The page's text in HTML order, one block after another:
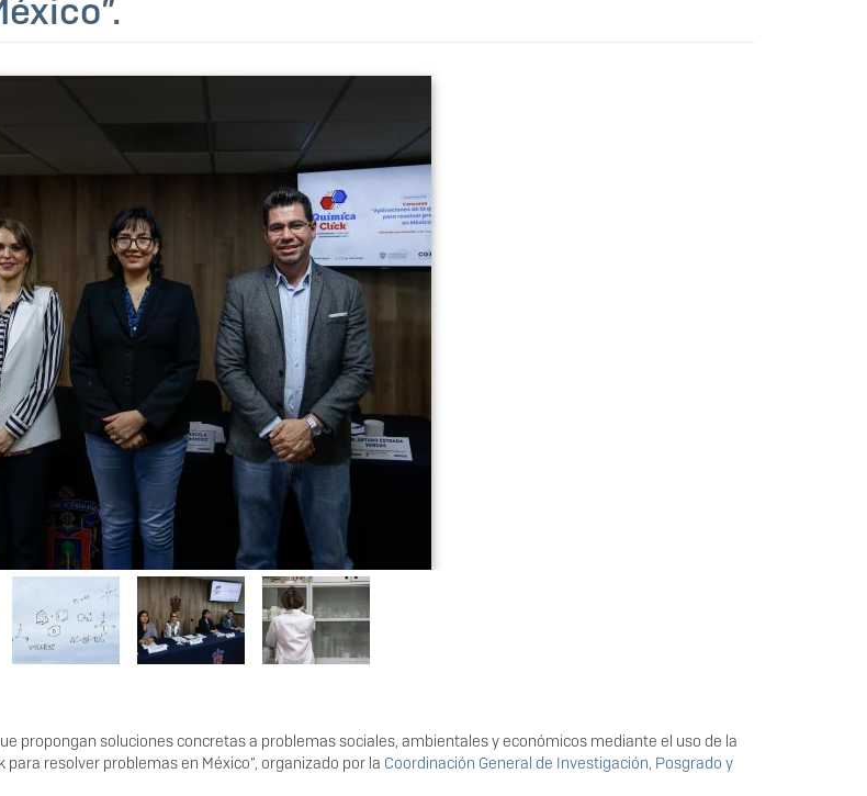
propongan soluciones concretas a problemas sociales, ambientales y económicos mediante el uso de la
resolver problemas en México”, organizado por la Coordinación General de Investigación, Posgrado y